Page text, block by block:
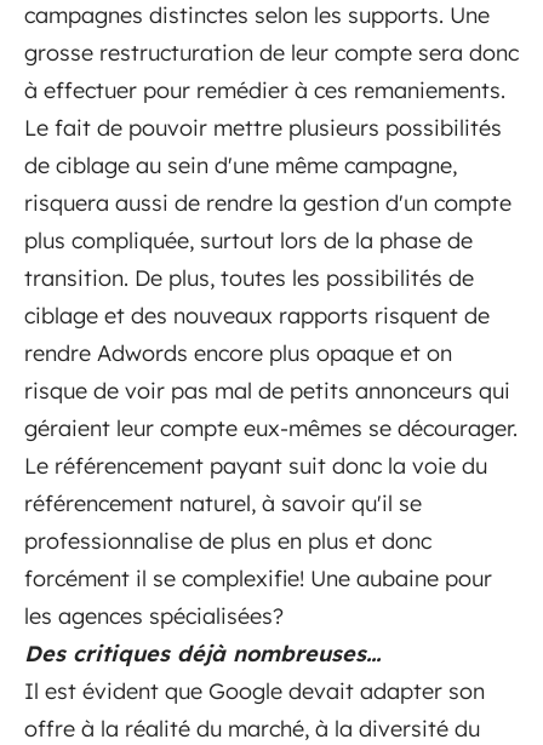
campagnes distinctes selon les supports. Une
grosse restructuration de leur compte sera donc
à effectuer pour remédier à ces remaniements.
Le fait de pouvoir mettre plusieurs possibilités
de ciblage au sein d'une même campagne,
risquera aussi de rendre la gestion d'un compte
plus compliquée, surtout lors de la phase de
transition. De plus, toutes les possibilités de
ciblage et des nouveaux rapports risquent de
rendre Adwords encore plus opaque et on
risque de voir pas mal de petits annonceurs qui
géraient leur compte eux-mêmes se décourager.
Le référencement payant suit donc la voie du
référencement naturel, à savoir qu'il se
professionnalise de plus en plus et donc
forcément il se complexifie! Une aubaine pour
les agences spécialisées?
Des critiques déjà nombreuses...
Il est évident que Google devait adapter son
offre à la réalité du marché, à la diversité du